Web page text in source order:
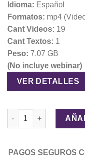
Idioma: Español
Formatos: mp4
Cant Videos: 19
Cant Textos: 1
Peso: 7.07 GB
(No incluye webinar)
VER DETALLES
Sin Miedos, Cómo
PAGOS SEGUROS